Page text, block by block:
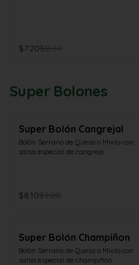
$7.20$8.00
Super Bolones
Super Bolón Cangrejal
Bolón Serrano de Queso o Mixto con
salsa especial de cangrejo
$8.10$9.00
Super Bolón Champiñon
Bolón Serrano de Queso o Mixto con
salsa especial de champiñon